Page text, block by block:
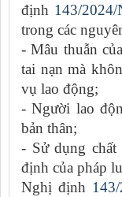
định 143/
trong các
- Mâu thuẫn
tai nạn mà
vụ lao động;
- Người lao
bản thân;
- Sử dụng
định của pháp
Nghị định